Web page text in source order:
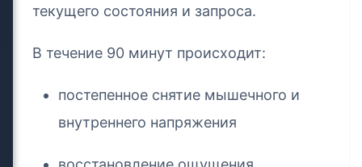
текущего состояния и запроса.
В течение 90 минут происходит:
постепенное снятие мышечного и
внутреннего напряжения